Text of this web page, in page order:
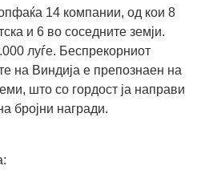
14 компании, од кои 8
и 6 во соседните земји.
луѓе. Беспрекорниот
на Виндија е препознаен на
што со гордост ја направи
бројни награди.